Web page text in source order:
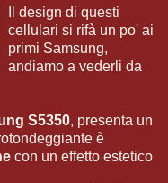
Il design di questi
cellulari si rifà un po' ai
primi Samsung,
andiamo a vederli da
S5350, presenta un
è
con un effetto estetico